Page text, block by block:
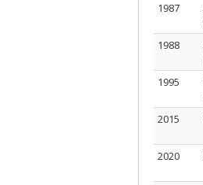
1987
1988
1995
2015
2020